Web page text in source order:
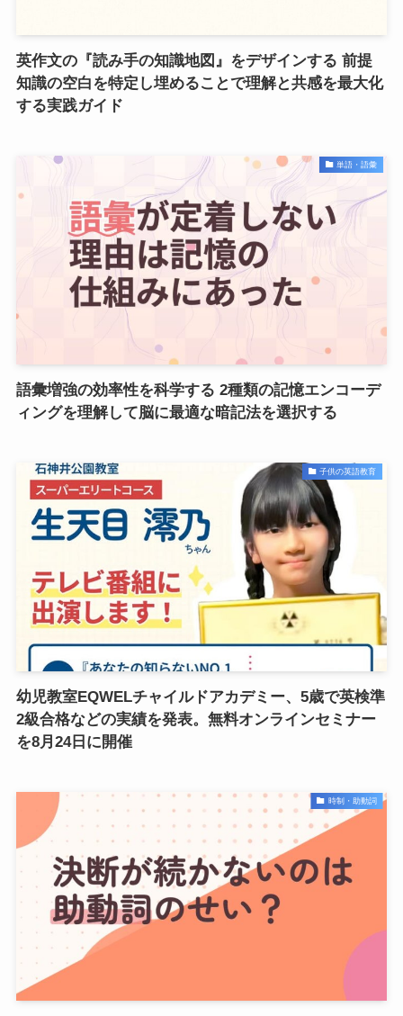
英作文の『読み手の知識地図』をデザインする 前提
知識の空白を特定し埋めることで理解と共感を最大化
する実践ガイド
単語・語彙
語彙増強の効率性を科学する 2種類の記憶エンコーデ
ィングを理解して脳に最適な暗記法を選択する
子供の英語教育
幼児教室EQWELチャイルドアカデミー、5歳で英検準
2級合格などの実績を発表。無料オンラインセミナー
を8月24日に開催
時制・助動詞